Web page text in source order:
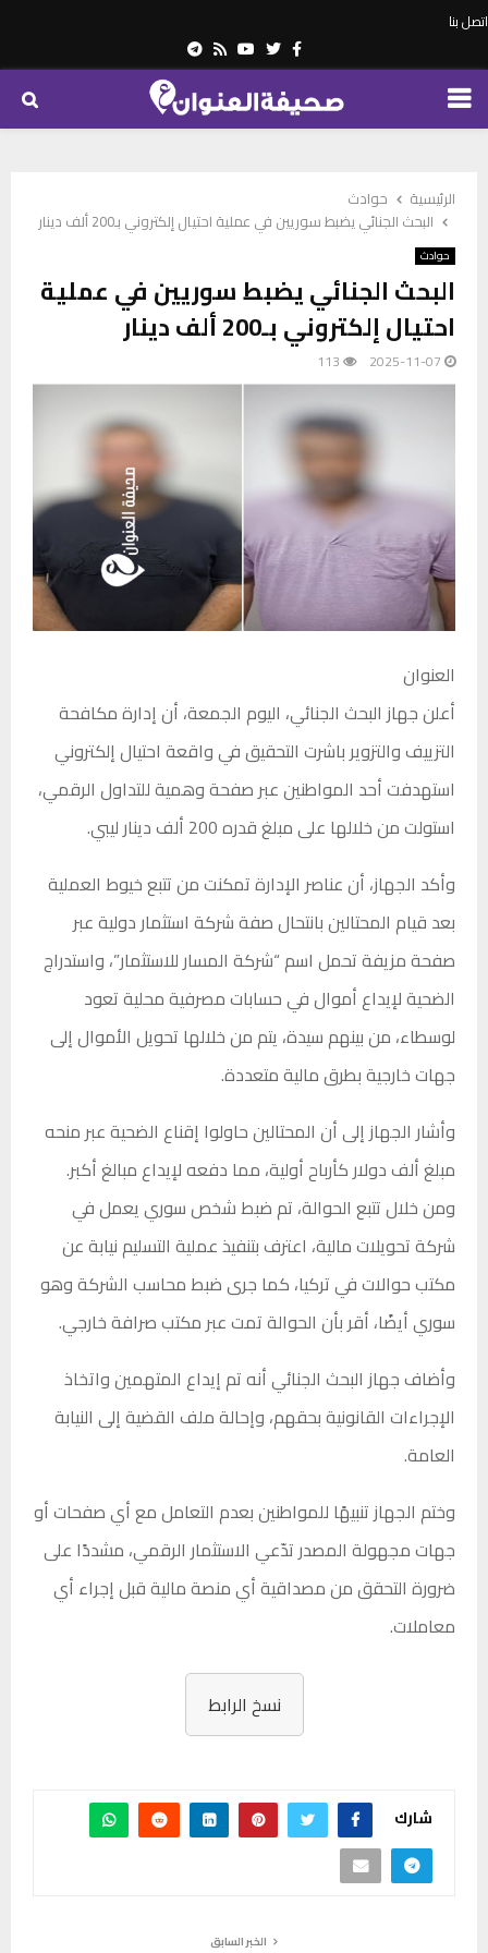
اتصل بنا
Facebook
Twitter
Youtube
Rss
Telegram
PRIMARY
الرئيسية
حوادث
البحث الجنائي يضبط سوريين في عملية احتيال إلكتروني بـ200 ألف دينار
حوادث
البحث الجنائي يضبط سوريين في عملية
احتيال إلكتروني بـ200 ألف دينار
2025-11-07
113
العنوان
أعلن جهاز البحث الجنائي، اليوم الجمعة، أن إدارة مكافحة
التزييف والتزوير باشرت التحقيق في واقعة احتيال إلكتروني
استهدفت أحد المواطنين عبر صفحة وهمية للتداول الرقمي،
استولت من خلالها على مبلغ قدره 200 ألف دينار ليبي.
وأكد الجهاز، أن عناصر الإدارة تمكنت من تتبع خيوط العملية
بعد قيام المحتالين بانتحال صفة شركة استثمار دولية عبر
صفحة مزيفة تحمل اسم “شركة المسار للاستثمار”، واستدراج
الضحية لإيداع أموال في حسابات مصرفية محلية تعود
لوسطاء، من بينهم سيدة، يتم من خلالها تحويل الأموال إلى
جهات خارجية بطرق مالية متعددة.
وأشار الجهاز إلى أن المحتالين حاولوا إقناع الضحية عبر منحه
مبلغ ألف دولار كأرباح أولية، مما دفعه لإيداع مبالغ أكبر.
ومن خلال تتبع الحوالة، تم ضبط شخص سوري يعمل في
شركة تحويلات مالية، اعترف بتنفيذ عملية التسليم نيابة عن
مكتب حوالات في تركيا، كما جرى ضبط محاسب الشركة وهو
سوري أيضًا، أقر بأن الحوالة تمت عبر مكتب صرافة خارجي.
وأضاف جهاز البحث الجنائي أنه تم إيداع المتهمين واتخاذ
الإجراءات القانونية بحقهم، وإحالة ملف القضية إلى النيابة
العامة.
وختم الجهاز تنبيهًا للمواطنين بعدم التعامل مع أي صفحات أو
جهات مجهولة المصدر تدّعي الاستثمار الرقمي، مشددًا على
ضرورة التحقق من مصداقية أي منصة مالية قبل إجراء أي
معاملات.
نسخ الرابط
شارك
الخبر السابق